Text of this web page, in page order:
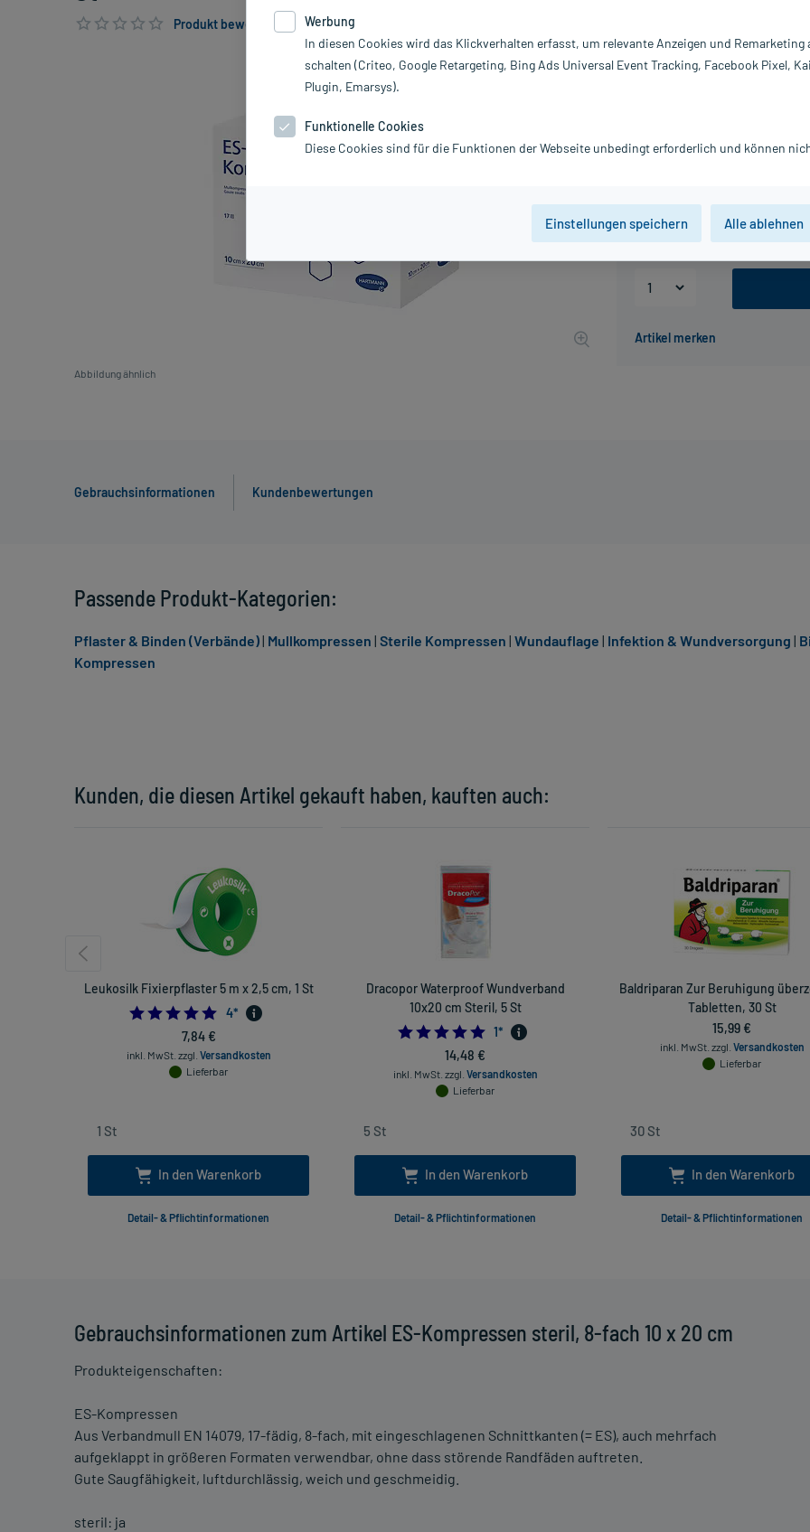
Produkt bewerten & PlusHerzen sichern
Abbildung ähnlich
inkl. MwSt. zzgl. Versandkosten
10 St 50 St
PZN:
Hersteller:
Gebrauchsinformationen Kundenbewertungen
Gebrauchsinformationen zum Artikel ES-Kompressen steril, 8-fach 10 x 20 cm
Produkteigenschaften:
ES-Kompressen
Aus Verbandmull EN 14079, 17-fädig, 8-fach, mit eingeschlagenen Schnittkanten (= ES), auch mehrfach
aufgeklappt in größeren Formaten verwendbar, ohne dass störende Randfäden auftreten.
Gute Saugfähigkeit, luftdurchlässig, weich und geschmeidig.
steril: ja
Kunden, die diesen Artikel gekauft haben, kauften auch:
Leukosilk Fixierpflaster 5 m x 2,5 cm, 1 St
5.0
4*
7,84 €
inkl. MwSt. zzgl. Versandkosten
Lieferbar
In den Warenkorb
Detail- & Pflichtinformationen
Dracopor Waterproof Wundverband
10x20 cm Steril, 5 St
5.0
1*
14,48 €
inkl. MwSt. zzgl. Versandkosten
Lieferbar
In den Warenkorb
Detail- & Pflichtinformationen
Baldriparan Zur Beruhigung
Tabletten, 30 St
15,99 €
inkl. MwSt. zzgl. Versandkosten
Lieferbar
In den Warenkorb
Detail- & Pflichtinformationen
Passende Produkt-Kategorien:
Pflaster & Binden (Verbände)| Mullkompressen | Sterile Kompressen | Wundauflage | Infektion & Wundversorgung |
Kompressen
Werbung
In diesen Cookies wird das Klickverhalten erfasst, um relevante Anzeigen und Remarketing
schalten (Criteo, Google Retargeting, Bing Ads Universal Event Tracking, Facebook Pixel,
Plugin, Emarsys).
Funktionelle Cookies
Diese Cookies sind für die Funktionen der Webseite unbedingt erforderlich und können
Einstellungen speichern Alle ablehnen